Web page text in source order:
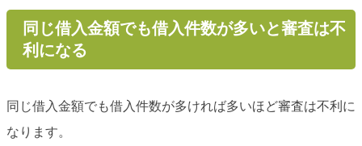
同じ借入金額でも借入件数が多いと審査は不
利になる
同じ借入金額でも借入件数が多ければ多いほど審査は不利に
なります。